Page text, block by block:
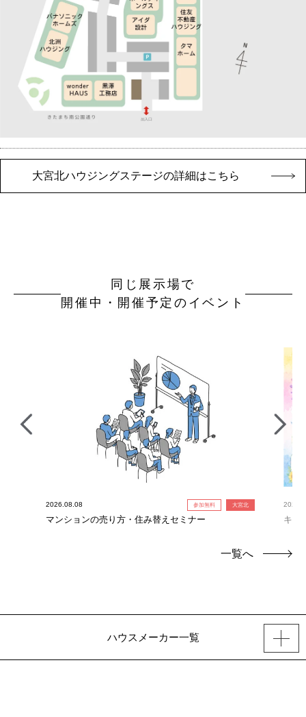
大宮北ハウジングステージの詳細はこちら
同じ展示場で
開催中・開催予定のイベント
2026.08.08 参加無料 大宮北
マンションの売り方・住み替えセミナー
キャ
一覧へ
ハウスメーカー一覧